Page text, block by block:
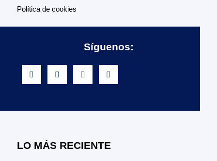
Política de cookies
Síguenos:
LO MÁS RECIENTE